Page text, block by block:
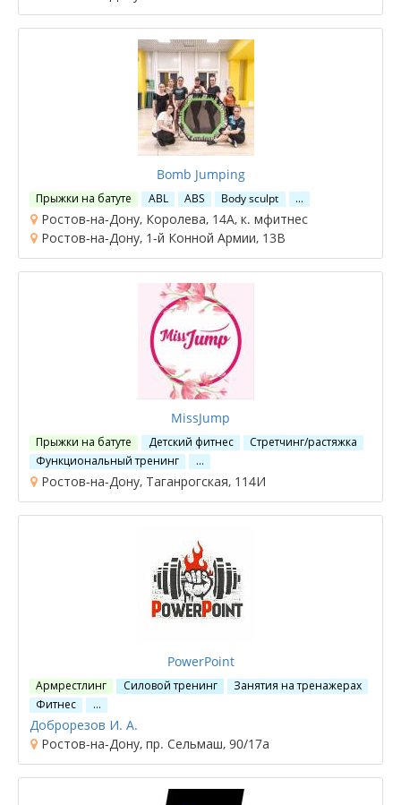
Bomb Jumping
Прыжки на батуте ABL ABS Body sculpt …
Ростов-на-Дону, Королева, 14А, к. мфитнес
Ростов-на-Дону, 1-й Конной Армии, 13В
MissJump
Прыжки на батуте Детский фитнес
Стретчинг/растяжка
Функциональный тренинг
…
Ростов-на-Дону, Таганрогская, 114И
PowerPoint
Армрестлинг Силовой тренинг
Занятия на тренажерах
Фитнес
…
Доброрезов И. А.
Ростов-на-Дону, пр. Сельмаш, 90/17а